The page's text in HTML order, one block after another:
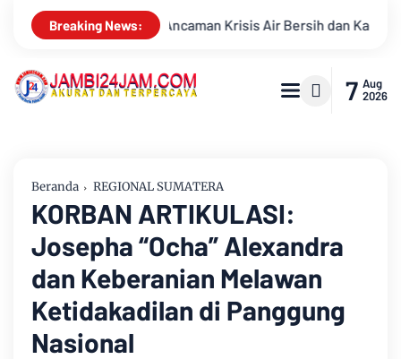
Breaking News:
7 Aug
2026
Beranda REGIONAL SUMATERA
KORBAN ARTIKULASI:
Josepha “Ocha” Alexandra
dan Keberanian Melawan
Ketidakadilan di Panggung
Nasional